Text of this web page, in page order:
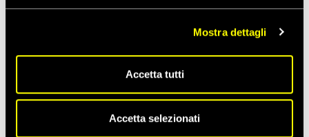
Mostra dettagli
Accetta tutti
Accetta selezionati
L’intensificarsi della brutale offensiva militare israeliana
unanuova catastrofica fase di sfollamenti forzati di massa
e costretto centinaia di migliaia di persone palestinesi – molte